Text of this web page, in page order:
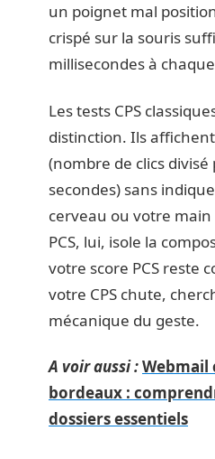
un poignet mal
crispé sur la souris
millisecondes à
Les tests CPS
distinction. Ils
(nombre de clics
secondes) sans
cerveau ou votre
PCS, lui, isole la
votre score PCS reste
votre CPS chute,
mécanique du geste.
A voir aussi :Webmail
bordeaux :
dossiers essentiels